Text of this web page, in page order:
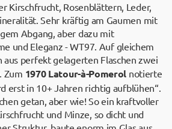
Kirschfrucht, Rosenblättern, Leder,
Sehr kräftig am Gaumen mit
Abgang, aber dazu mit
und Eleganz - WT97. Auf gleichem
aus perfekt gelagerten Flaschen zwei
Zum 1970 Latour-à-Pomerol notierte
erst in 10+ Jahren richtig aufblühen“.
getan, aber wie! So ein kraftvoller
und Minze, so dicht und